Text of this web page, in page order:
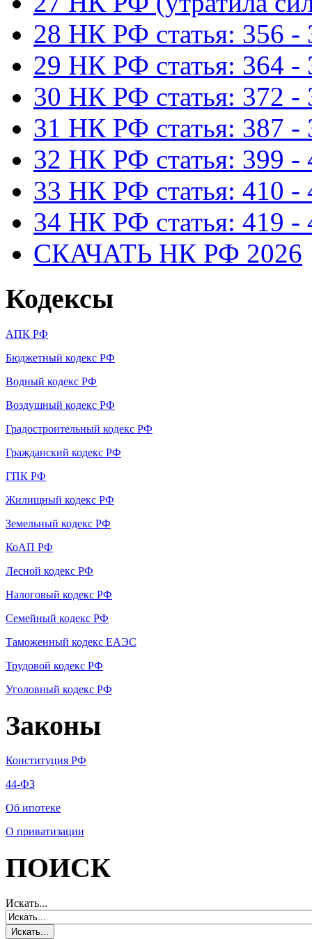
28 НК РФ статья: 356 -
29 НК РФ статья: 364 -
30 НК РФ статья: 372 -
31 НК РФ статья: 387 -
32 НК РФ статья: 399 -
33 НК РФ статья: 410 -
34 НК РФ статья: 419 -
СКАЧАТЬ НК РФ 2026
Кодексы
АПК РФ
Бюджетный кодекс РФ
Водный кодекс РФ
Воздушный кодекс РФ
Градостроительный кодекс РФ
Гражданский кодекс РФ
ГПК РФ
Жилищный кодекс РФ
Земельный кодекс РФ
КоАП РФ
Лесной кодекс РФ
Налоговый кодекс РФ
Семейный кодекс РФ
Таможенный кодекс ЕАЭС
Трудовой кодекс РФ
Уголовный кодекс РФ
Законы
Конституция РФ
44-ФЗ
Об ипотеке
О приватизации
ПОИСК
Искать...